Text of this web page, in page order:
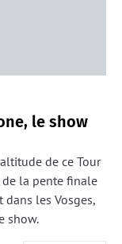
le show
de ce Tour
de la pente finale
dans les Vosges,
show.